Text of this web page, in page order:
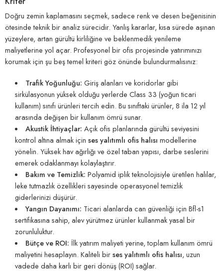
Doğru zemin kaplamasını seçmek, sadece renk ve desen beğenisinin
ötesinde teknik bir analiz sürecidir. Yanlış kararlar, kısa sürede aşınan
yüzeylere, artan gürültü kirliliğine ve beklenmedik yenileme
maliyetlerine yol açar. Profesyonel bir ofis projesinde yatırımınızı
korumak için şu beş temel kriteri göz önünde bulundurmalısınız:
Trafik Yoğunluğu: Giriş alanları ve koridorlar gibi
sirkülasyonun yüksek olduğu yerlerde Class 33 (yoğun ticari
kullanım) sınıfı ürünleri tercih edin. Bu sınıftaki ürünler, 8 ila 12 yıl
arasında değişen bir kullanım ömrü sunar.
Akustik İhtiyaçlar: Açık ofis planlarında gürültü seviyesini
kontrol altına almak için ses yalıtımlı ofis halısı modellerine
yönelin. Yüksek hav ağırlığı ve özel taban yapısı, darbe seslerini
emerek odaklanmayı kolaylaştırır.
Bakım ve Temizlik: Polyamid iplik teknolojisiyle üretilen halılar,
leke tutmazlık özellikleri sayesinde operasyonel temizlik
giderlerinizi düşürür.
Yangın Dayanımı: Ticari alanlarda can güvenliği için Bfl-s1
sertifikasına sahip, alev yürütmez ürünler kullanmak yasal bir
zorunluluktur.
Bütçe ve ROI: İlk yatırım maliyeti yerine, toplam kullanım ömrü
maliyetini hesaplayın. Kaliteli birses yalıtımlı ofis halısı, uzun
vadede daha karlı bir geri dönüş (ROI) sağlar.